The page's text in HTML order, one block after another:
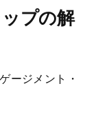
プの解
ージメント・